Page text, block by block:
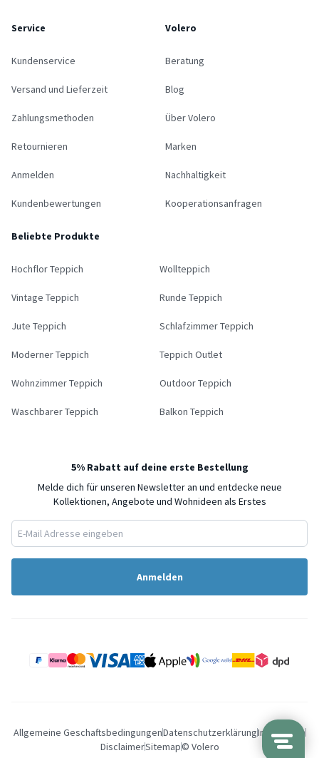
Service
Kundenservice
Versand und Lieferzeit
Zahlungsmethoden
Retournieren
Anmelden
Kundenbewertungen
Volero
Beratung
Blog
Über Volero
Marken
Nachhaltigkeit
Kooperationsanfragen
Beliebte Produkte
Hochflor Teppich Wollteppich
Vintage Teppich Runde Teppich
Jute Teppich Schlafzimmer Teppich
Moderner Teppich Teppich Outlet
Wohnzimmer Teppich Outdoor Teppich
Waschbarer Teppich Balkon Teppich
5% Rabatt auf deine erste Bestellung
Melde dich für unseren Newsletter an und entdecke neue
Kollektionen, Angebote und Wohnideen als Erstes
Anmelden
Allgemeine GeschaftsbedingungenDatenschutzerklärungImpressum
DisclaimerSitemap© Volero